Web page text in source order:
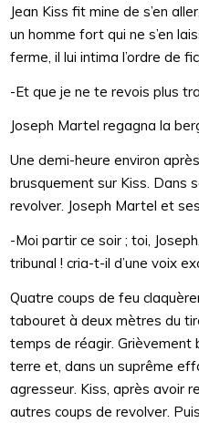
Jean Kiss fit mine de s’en
un homme fort qui ne s’en
ferme, il lui intima l’ordre de
-Et que je ne te revois plus
Joseph Martel regagna la
Une demi-heure environ
brusquement sur Kiss. Dans
revolver. Joseph Martel et
-Moi partir ce soir ; toi,
tribunal ! cria-t-il d’une voix
Quatre coups de feu
tabouret à deux mètres du
temps de réagir. Grièvement
terre et, dans un suprême
agresseur. Kiss, après avoir
autres coups de revolver.